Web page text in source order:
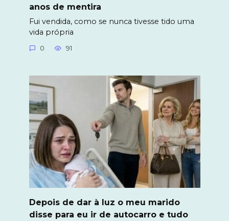
anos de mentira
Fui vendida, como se nunca tivesse tido uma
vida própria
0 91
Depois de dar à luz o meu marido
disse para eu ir de autocarro e tudo